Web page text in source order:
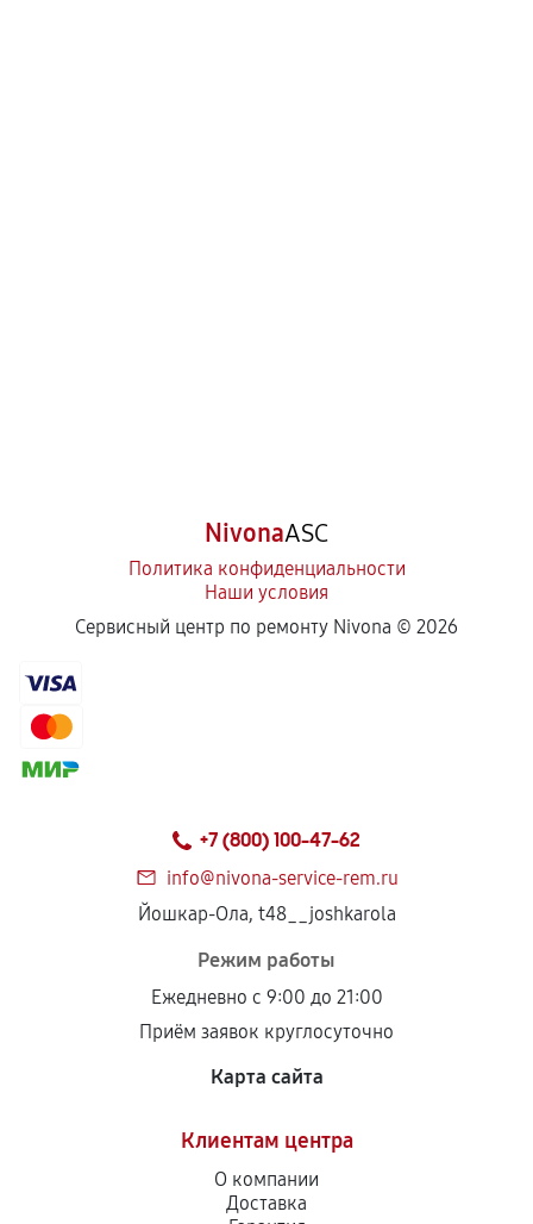
NivonaASC
Политика конфиденциальности
Наши условия
Сервисный центр по ремонту Nivona © 2026
+7 (800) 100-47-62
info@nivona-service-rem.ru
Йошкар-Ола, t48__joshkarola
Режим работы
Ежедневно с 9:00 до 21:00
Приём заявок круглосуточно
Карта сайта
Клиентам центра
О компании
Доставка